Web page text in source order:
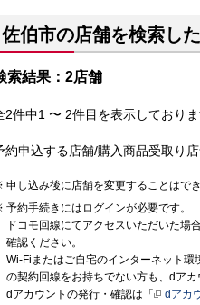
佐伯市の店舗を検索し
索結果：2店舗
2件中1 〜 2件目を表示しており
約申込する店舗/購入商品受取り
申し込み後に店舗を変更することはでき
予約手続きにはログインが必要です。
ドコモ回線にてアクセスいただいた場
確認ください。
Wi-Fiまたはご自宅のインターネット
の契約回線をお持ちでない方も、dアカ
dアカウントの発行・確認は「
dアカ